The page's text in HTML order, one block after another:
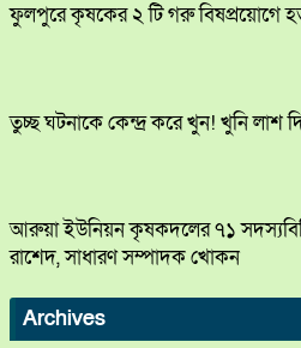
ফুলপুরে কৃষকের ২ টি গরু বিষপ্রয়োগে
তুচ্ছ ঘটনাকে কেন্দ্র করে খুন! খুনি লাশ
আরুয়া ইউনিয়ন কৃষকদলের ৭১
রাশেদ, সাধারণ সম্পাদক খোকন
Archives